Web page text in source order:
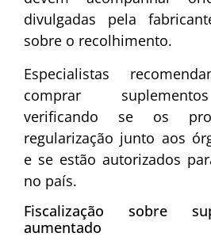
divulgadas pela
sobre o recolhimento.
Especialistas
comprar
verificando se os
regularização junto aos
e se estão autorizados
no país.
Fiscalização sobre
aumentado